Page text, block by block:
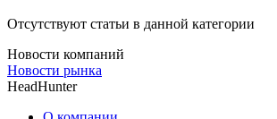
Отсутствуют статьи в данной категории
Новости компаний
Новости рынка
HeadHunter